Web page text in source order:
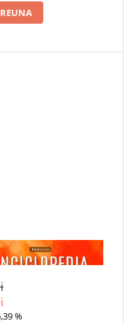
1 x ENCICLOPEDIA
CRISTALELOR
%